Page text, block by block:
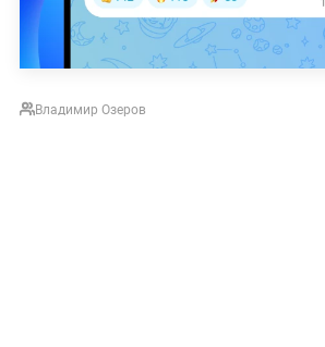
Владимир Озеров